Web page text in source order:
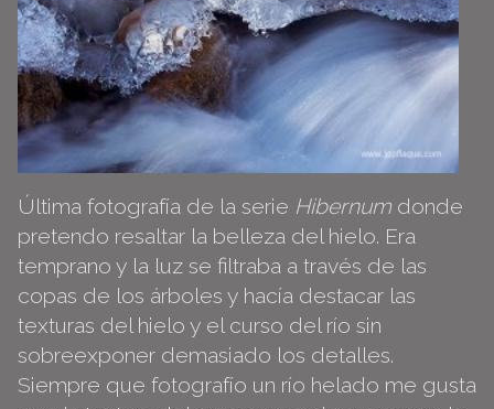
Última fotografía de la serie Hibernum donde
pretendo resaltar la belleza del hielo. Era
temprano y la luz se filtraba a través de las
copas de los árboles y hacía destacar las
texturas del hielo y el curso del río sin
sobreexponer demasiado los detalles.
Siempre que fotografío un río helado me gusta